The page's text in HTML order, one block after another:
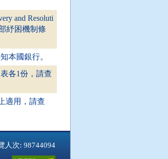
and Resoluti
紓困機制條
本國銀行。
各1份，請查
適用，請查
人次: 98744094